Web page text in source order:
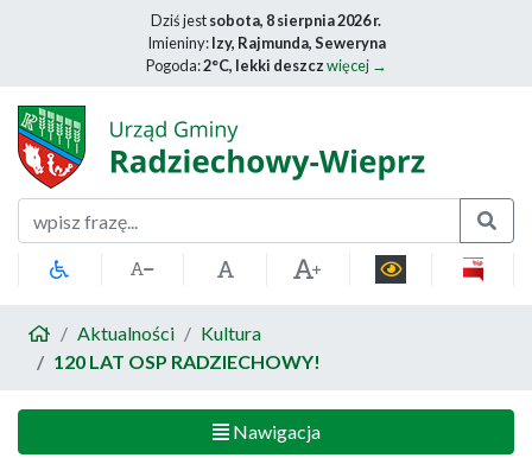
Dziś jestsobota, 8 sierpnia 2026 r.
Imieniny:Izy, Rajmunda, Seweryna
Pogoda:2°C, lekki deszczwięcej →
Szukaj
Aktualności
Kultura
120 LAT OSP RADZIECHOWY!
Nawigacja